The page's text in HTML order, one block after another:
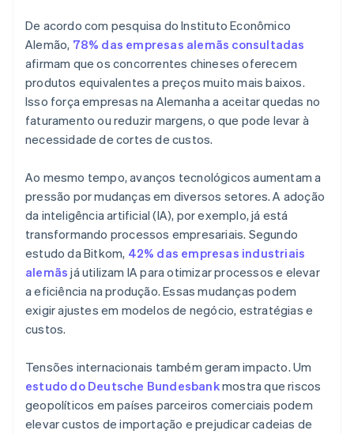
De acordo com pesquisa do Instituto Econômico
Alemão, 78% das empresas alemãs consultadas
afirmam que os concorrentes chineses oferecem
produtos equivalentes a preços muito mais baixos.
Isso força empresas na Alemanha a aceitar quedas no
faturamento ou reduzir margens, o que pode levar à
necessidade de cortes de custos.
Ao mesmo tempo, avanços tecnológicos aumentam a
pressão por mudanças em diversos setores. A adoção
da inteligência artificial (IA), por exemplo, já está
transformando processos empresariais. Segundo
estudo da Bitkom, 42% das empresas industriais
alemãs já utilizam IA para otimizar processos e elevar
a eficiência na produção. Essas mudanças podem
exigir ajustes em modelos de negócio, estratégias e
custos.
Tensões internacionais também geram impacto. Um
estudo do Deutsche Bundesbankmostra que riscos
geopolíticos em países parceiros comerciais podem
elevar custos de importação e prejudicar cadeias de